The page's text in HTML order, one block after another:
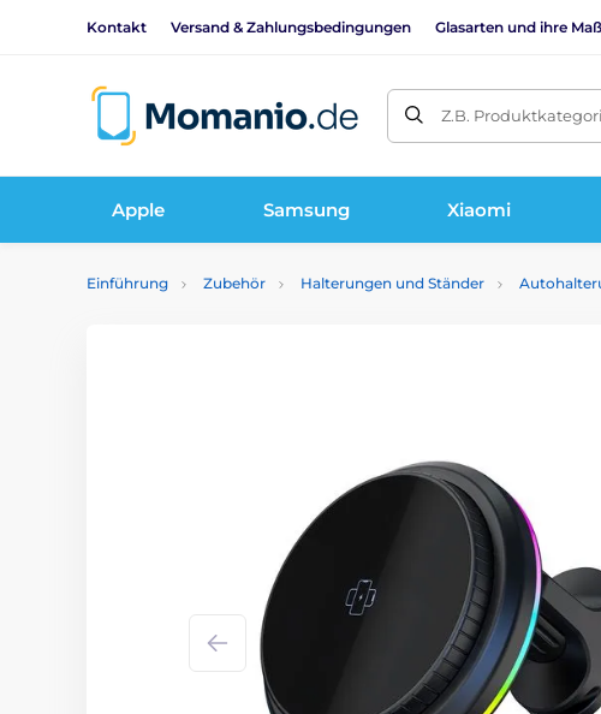
Kontakt Versand & Zahlungsbedingungen Glasarten und ihre
Z.B.
Apple Samsung Xiaomi
Einführung Zubehör Halterungen und Ständer